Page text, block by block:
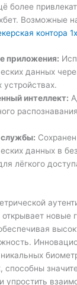
более
Возможные
контора
приложения:
данных
устройствах.
интеллект:
данных в
лёгкого
открывает новые
способны
упростить